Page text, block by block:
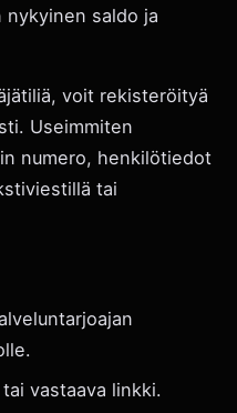
saldo ja
voit rekisteröityä
Useimmiten
numero, henkilötiedot
tai
vastaava linkki.